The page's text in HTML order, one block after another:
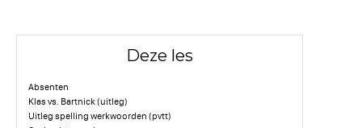
Deze les
Absenten
Klas vs. Bartnick (uitleg)
Uitleg spelling werkwoorden (pvtt)